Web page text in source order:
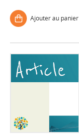
Ajouter au panier